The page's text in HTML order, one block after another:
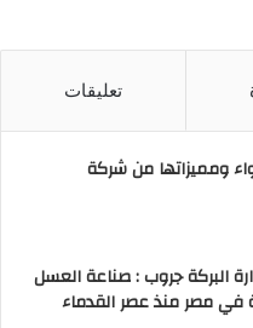
تعليقات
ومميزاتها من شركة
البركة جروب : صناعة العسل
مصر منذ عصر القدماء